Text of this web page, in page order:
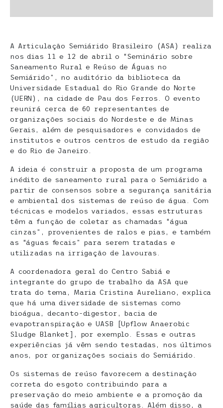
A Articulação Semiárido Brasileiro (ASA) realiza
nos dias 11 e 12 de abril o “Seminário sobre
Saneamento Rural e Reúso de Águas no
Semiárido”, no auditório da biblioteca da
Universidade Estadual do Rio Grande do Norte
(UERN), na cidade de Pau dos Ferros. O evento
reunirá cerca de 60 representantes de
organizações sociais do Nordeste e de Minas
Gerais, além de pesquisadores e convidados de
institutos e outros centros de estudo da região
e do Rio de Janeiro.
A ideia é construir a proposta de um programa
inédito de saneamento rural para o Semiárido a
partir de consensos sobre a segurança sanitária
e ambiental dos sistemas de reúso de água. Com
técnicas e modelos variados, essas estruturas
têm a função de coletar as chamadas “água
cinzas”, provenientes de ralos e pias, e também
as “águas fecais” para serem tratadas e
utilizadas na irrigação de lavouras.
A coordenadora geral do Centro Sabiá e
integrante do grupo de trabalho da ASA que
trata do tema, Maria Cristina Aureliano, explica
que há uma diversidade de sistemas como
bioágua, decanto-digestor, bacia de
evapotranspiração e UASB [Upflow Anaerobic
Sludge Blanket], por exemplo. Essas e outras
experiências já vêm sendo testadas, nos últimos
anos, por organizações sociais do Semiárido.
Os sistemas de reúso favorecem a destinação
correta do esgoto contribuindo para a
preservação do meio ambiente e a promoção da
saúde das famílias agricultoras. Além disso, a